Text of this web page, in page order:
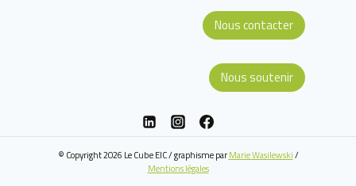
Nous contacter
Nous soutenir
© Copyright 2026 Le Cube EIC / graphisme parMarie Wasilewski/
Mentions légales